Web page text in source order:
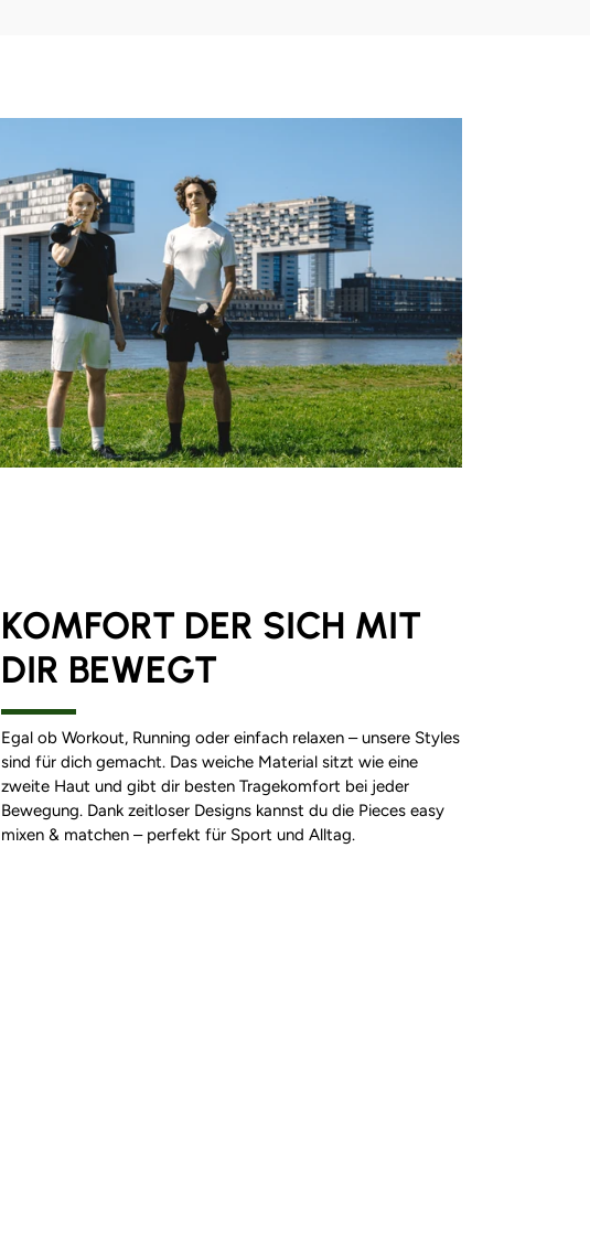
KOMFORT DER SICH MIT
DIR BEWEGT
Egal ob Workout, Running oder einfach relaxen – unsere Styles
sind für dich gemacht. Das weiche Material sitzt wie eine
zweite Haut und gibt dir besten Tragekomfort bei jeder
Bewegung. Dank zeitloser Designs kannst du die Pieces easy
mixen & matchen – perfekt für Sport und Alltag.